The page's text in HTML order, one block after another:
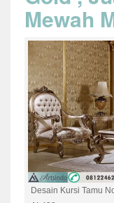
Mewah
Desain Kursi Tamu